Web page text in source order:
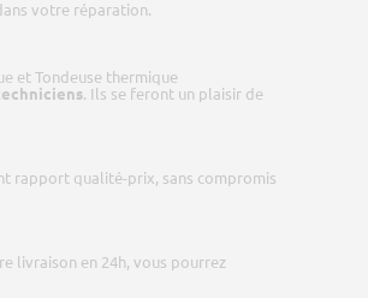
votre réparation.
et Tondeuse thermique
. Ils se feront un plaisir de
rapport qualité-prix, sans compromis
livraison en 24h, vous pourrez